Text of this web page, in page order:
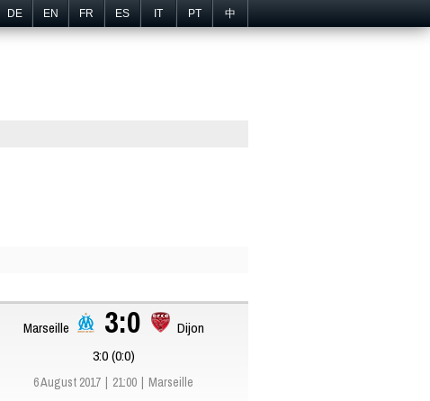
DE EN FR ES IT PT 中
Marseille 3:0
Dijon
3:0 (0:0)
6 August 2017 21:00 Marseille